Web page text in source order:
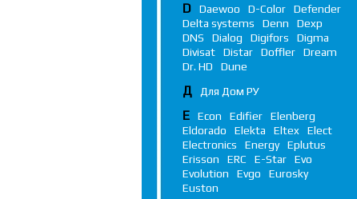
D Daewoo D-Color
Defender
Delta systems
Denn
Dexp
DNS
Dialog Digifors
Digma
Divisat
Distar Doffler
Dream
Dr. HD
Dune
Д Для Дом РУ
E Econ Edifier
Elenberg
Eldorado
Elekta Eltex
Elect
Electronics
Energy
Eplutus
Erisson
ERC E-Star
Evo
Evolution
Evgo
Eurosky
Euston